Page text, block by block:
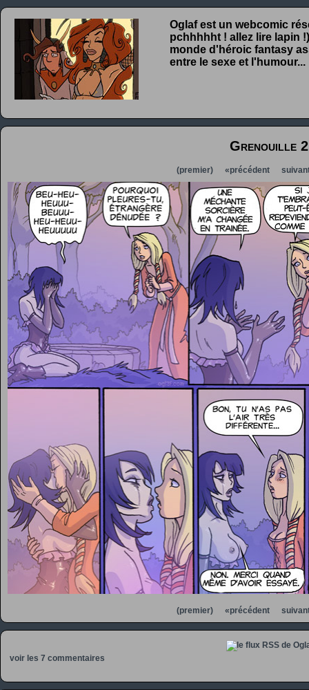
Oglaf est un webcomic
pchhhhht ! allez lire lapin
monde d'héroic fantasy
entre le sexe et l'humour...
Grenouille 2
(premier) «précédent
(premier) «précédent
voir les 7 commentaires